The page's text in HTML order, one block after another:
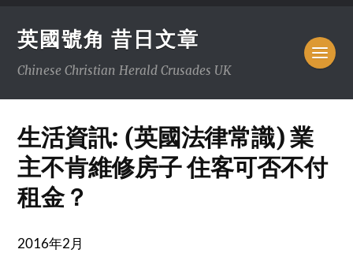
英國號角 昔日文章
Chinese Christian Herald Crusades UK
生活資訊: (英國法律常識) 業
主不肯維修房子 住客可否不付
租金？
2016年2月